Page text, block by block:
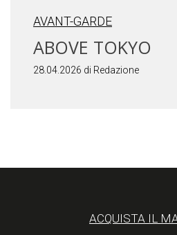
AVANT-GARDE
ABOVE TOKYO
28.04.2026 di Redazione
ACQUISTA IL